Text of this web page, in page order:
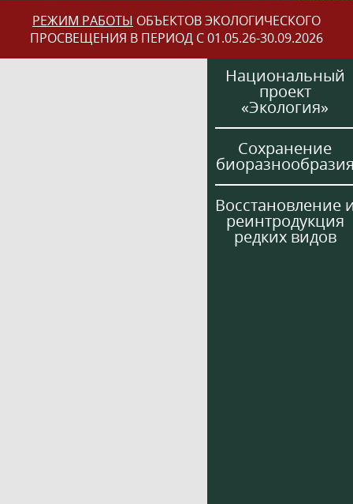
РЕЖИМ РАБОТЫ ОБЪЕКТОВ ЭКОЛОГИЧЕСКОГО
ПРОСВЕЩЕНИЯ В ПЕРИОД С 01.05.26-30.09.2026
Национальный
проект
«Экология»
Сохранение
Восстановление
реинтродукция
редких видов